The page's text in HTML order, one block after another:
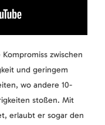
zwischen
und geringem
wo andere 10-
stoßen. Mit
erlaubt er sogar den